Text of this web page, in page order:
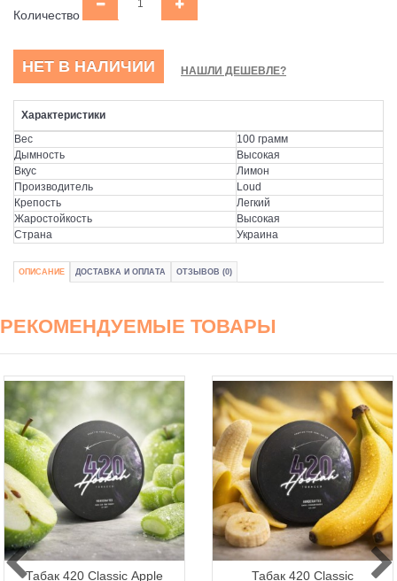
Количество
НЕТ В НАЛИЧИИ НАШЛИ ДЕШЕВЛЕ?
Характеристики
Вес
100 грамм
Дымность
Высокая
Вкус
Лимон
Производитель
Loud
Крепость
Легкий
Жаростойкость
Высокая
Страна
Украина
ОПИСАНИЕ ДОСТАВКА И ОПЛАТА ОТЗЫВОВ (0)
РЕКОМЕНДУЕМЫЕ ТОВАРЫ
Табак 420 Classic Apple
Табак 420 Classic